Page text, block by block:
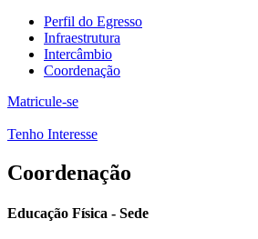
Perfil do Egresso
Infraestrutura
Intercâmbio
Coordenação
Matricule-se
Tenho Interesse
Coordenação
Educação Física - Sede